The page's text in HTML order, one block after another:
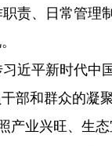
、日常管理
平新时代中
部和群众的凝
产业兴旺、生